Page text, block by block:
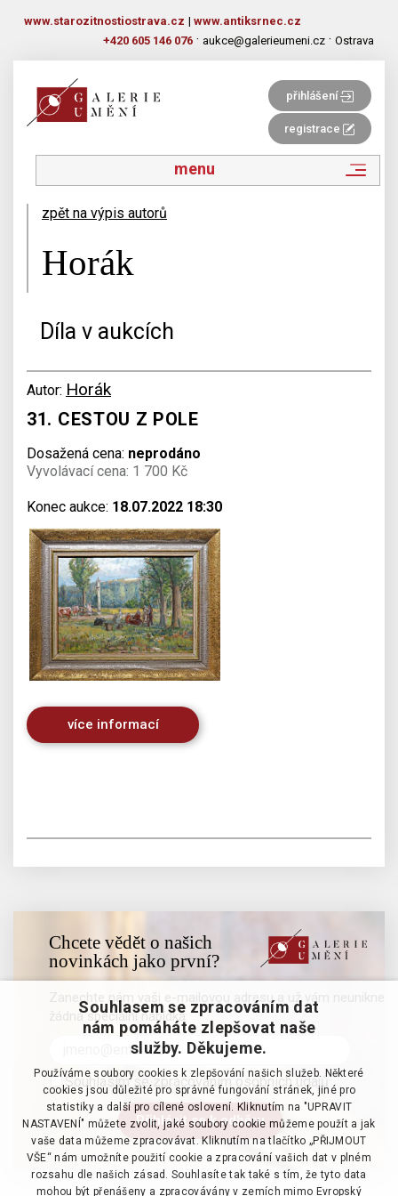
www.starozitnostiostrava.cz | www.antiksrnec.cz
+420 605 146 076 · aukce@galerieumeni.cz · Ostrava
přihlášení
registrace
menu
zpět na výpis autorů
Horák
Díla v aukcích
Autor: Horák
31. CESTOU Z POLE
Dosažená cena: neprodáno
Vyvolávací cena: 1 700 Kč
Konec aukce: 18.07.2022 18:30
více informací
Chcete vědět o našich
novinkách jako první?
Zanechte nám vaši e-mailovou adresu a už vám neunikne
žádná speciální nabídka
Souhlasím se zpracováním osobních údajů
Souhlasem se zpracováním dat
nám pomáháte zlepšovat naše
služby. Děkujeme.
Používáme soubory cookies k zlepšování našich služeb. Některé
cookies jsou důležité pro správné fungování stránek, jiné pro
statistiky a další pro cílené oslovení. Kliknutím na "UPRAVIT
NASTAVENÍ" můžete zvolit, jaké soubory cookie můžeme použít a jak
vaše data můžeme zpracovávat. Kliknutím na tlačítko „PŘIJMOUT
VŠE“ nám umožníte použití cookie a zpracování vašich dat v plném
rozsahu dle našich zásad. Souhlasíte tak také s tím, že tyto data
mohou být přenášeny a zpracovávány v zemích mimo Evropský